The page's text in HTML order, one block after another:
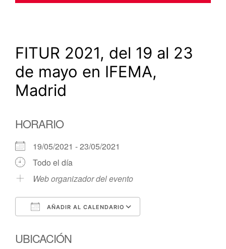
FITUR 2021, del 19 al 23
de mayo en IFEMA,
Madrid
HORARIO
19/05/2021 - 23/05/2021
Todo el día
Web organizador del evento
AÑADIR AL CALENDARIO
UBICACIÓN